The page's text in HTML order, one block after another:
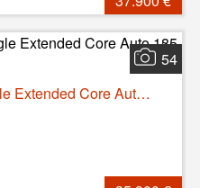
54
Volvo XC40 Recharge Single Extended Core Auto 185 kW (252 CV)